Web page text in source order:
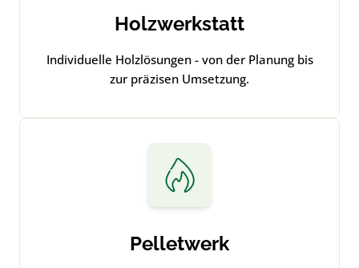
Holzwerkstatt
Individuelle Holzlösungen - von der Planung bis
zur präzisen Umsetzung.
Pelletwerk